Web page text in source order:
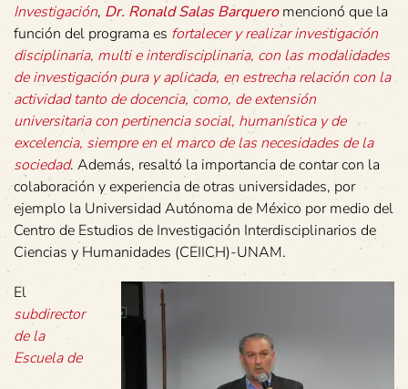
Investigación, Dr. Ronald Salas Barqueromencionó que la
función del programa es fortalecer y realizar investigación
disciplinaria, multi e interdisciplinaria, con las modalidades
de investigación pura y aplicada, en estrecha relación con la
actividad tanto de docencia, como, de extensión
universitaria con pertinencia social, humanística y de
excelencia, siempre en el marco de las necesidades de la
sociedad. Además, resaltó la importancia de contar con la
colaboración y experiencia de otras universidades, por
ejemplo la Universidad Autónoma de México por medio del
Centro de Estudios de Investigación Interdisciplinarios de
Ciencias y Humanidades (CEIICH)-UNAM.
El
subdirector
de la
Escuela de